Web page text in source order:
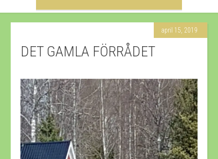
april 15, 2019
DET GAMLA FÖRRÅDET